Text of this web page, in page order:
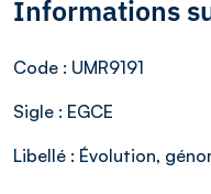
Informations
Code : UMR9191
Sigle : EGCE
Libellé : Évolution,